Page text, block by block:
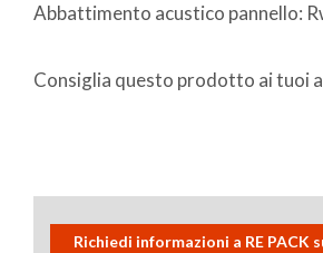
Abbattimento acustico pannello:
Consiglia questo prodotto ai tuoi
Richiedi informazioni a RE PACK